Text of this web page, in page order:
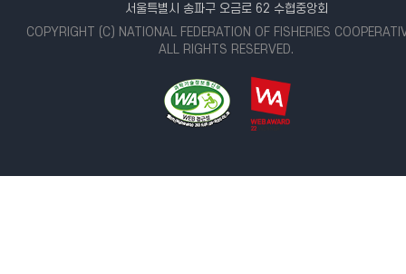
서울특별시 송파구 오금로 62 수협중앙회
COPYRIGHT (C) NATIONAL FEDERATION OF FISHERIES
ALL RIGHTS RESERVED.